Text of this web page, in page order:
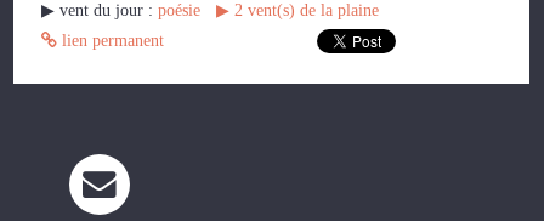
▶︎ vent du jour :poésie ▶︎ 2 vent(s) de la plaine
lien permanent